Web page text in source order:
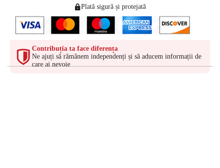
Plată sigură și protejată
Contribuția ta face diferența
Ne ajuți să rămânem independenți și să aducem informații de
care ai nevoie